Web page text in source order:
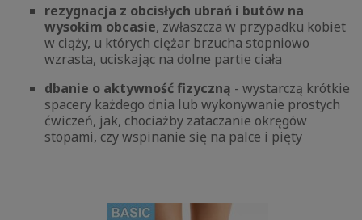
rezygnacja z obcisłych ubrań i butów na
wysokim obcasie, zwłaszcza w przypadku kobiet
w ciąży, u których ciężar brzucha stopniowo
wzrasta, uciskając na dolne partie ciała
dbanie o aktywność fizyczną - wystarczą krótkie
spacery każdego dnia lub wykonywanie prostych
ćwiczeń, jak, chociażby zataczanie okręgów
stopami, czy wspinanie się na palce i pięty